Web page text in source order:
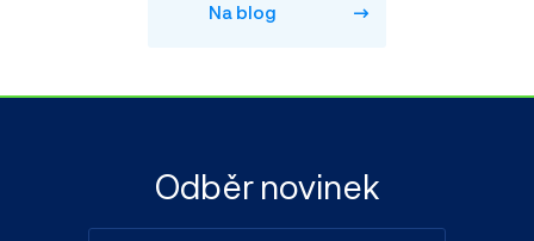
Na blog
Odběr novinek